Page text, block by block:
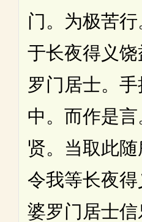
门。为极苦
于长夜得义
罗门居士。
中。而作是
贤。当取此
令我等长夜
婆罗门居士